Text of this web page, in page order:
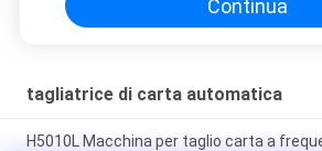
Continua
tagliatrice di carta automatica
H5010L Macchina per taglio carta a